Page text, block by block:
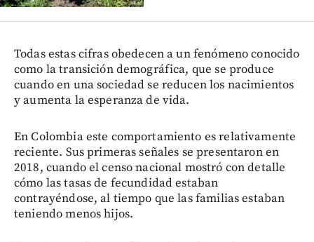
Todas estas cifras obedecen a un fenómeno conocido
como la transición demográfica, que se produce
cuando en una sociedad se reducen los nacimientos
y aumenta la esperanza de vida.
En Colombia este comportamiento es relativamente
reciente. Sus primeras señales se presentaron en
2018, cuando el censo nacional mostró con detalle
cómo las tasas de fecundidad estaban
contrayéndose, al tiempo que las familias estaban
teniendo menos hijos.